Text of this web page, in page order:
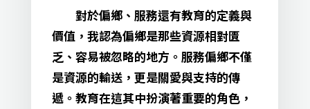
對於偏鄉、服務還有教育的定義與
價值，我認為偏鄉是那些資源相對匱
乏、容易被忽略的地方。服務偏鄉不僅
是資源的輸送，更是關愛與支持的傳
遞。教育在這其中扮演著重要的角色，